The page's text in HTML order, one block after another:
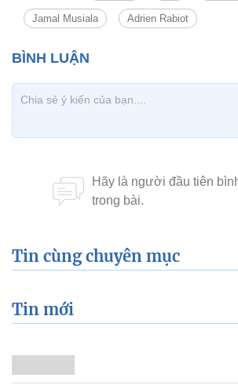
Jamal Musiala Adrien Rabiot
Tin cùng chuyên mục
Tin mới